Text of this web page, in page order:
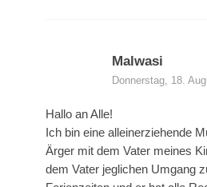
Malwasi
Donnerstag, 18.
Hallo an Alle!
Ich bin eine alleinerziehende
Ärger mit dem Vater meines
dem Vater jeglichen Umgang